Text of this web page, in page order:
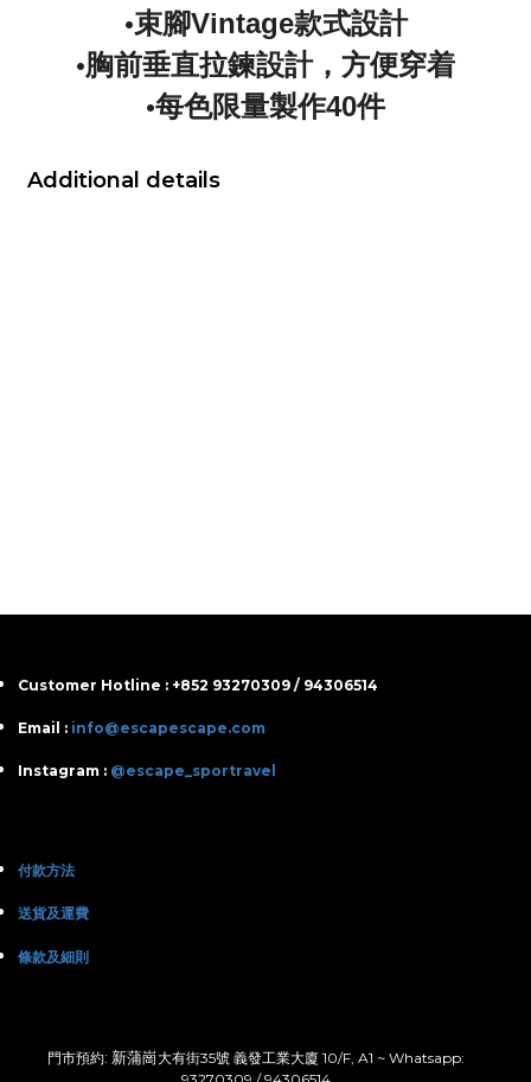
•束腳Vintage款式設計
•胸前垂直拉鍊設計，方便穿着
•每色限量製作40件
Additional details
Customer Hotline : +852 93270309 / 94306514
Email : info@escapescape.com
Instagram : @escape_sportravel
付款方法
送貨及運費
條款及細則
門市預約: 新蒲崗大有街35號 義發工業大廈 10/F, A1 ~ Whatsapp: